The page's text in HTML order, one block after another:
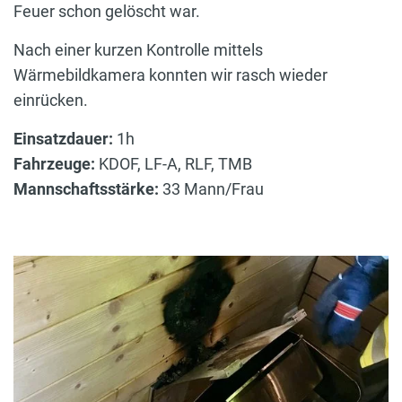
Feuer schon gelöscht war.
Nach einer kurzen Kontrolle mittels
Wärmebildkamera konnten wir rasch wieder
einrücken.
Einsatzdauer: 1h
Fahrzeuge: KDOF, LF-A, RLF, TMB
Mannschaftsstärke: 33 Mann/Frau